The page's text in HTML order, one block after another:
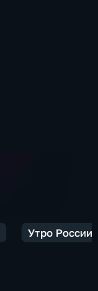
Утро